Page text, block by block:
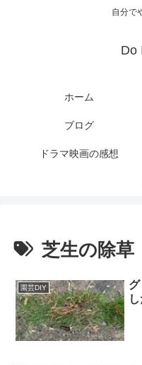
自分で
Do
ホーム
ブログ
ドラマ映画の感想
芝生の除草
園芸DIY